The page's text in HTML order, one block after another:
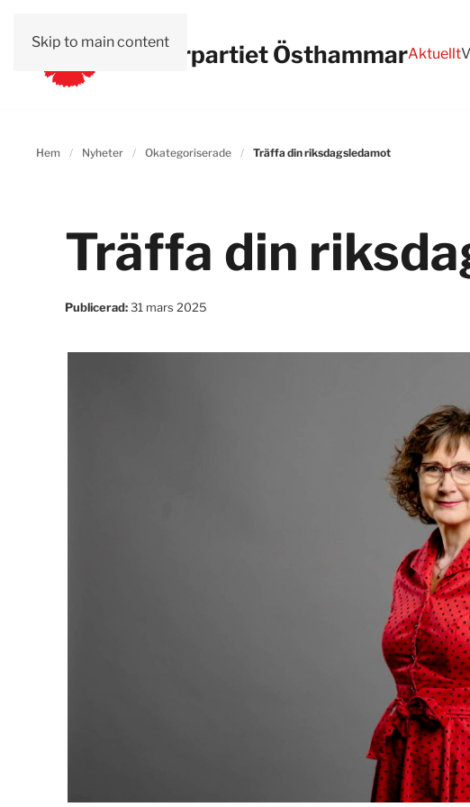
Skip to main contentVänsterpartiet ÖsthammarAktuellt
Hem Nyheter Okategoriserade Träffa din riksdagsledamot
Träffa din
Publicerad:31 mars 2025